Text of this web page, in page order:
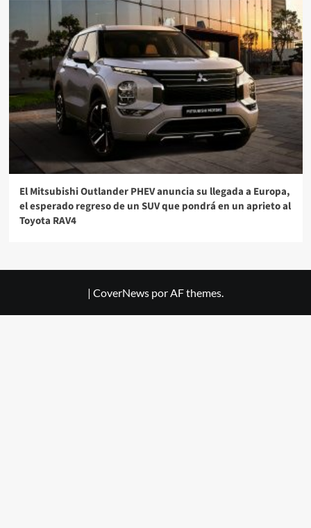
El Mitsubishi Outlander PHEV anuncia su llegada a Europa,
el esperado regreso de un SUV que pondrá en un aprieto al
Toyota RAV4
| CoverNews por AF themes.